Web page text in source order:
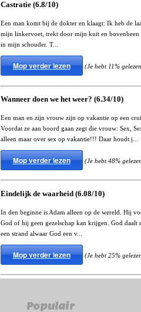
Castratie (6.8/10)
Een man komt bij de dokter en klaagt: Ik heb de
mijn linkervoet, trekt door mijn kuit en
in mijn schouder. T...
Mop verder lezen (Je hebt 11%
Wanneer doen we het weer? (6.34/10)
Een man en zijn vrouw zijn op vakantie op een
Voordat ze aan boord gaan zegt die vrouw: Sex,
alleen maar over sex op vakantie!!! Daar houdt j...
Mop verder lezen (Je hebt 48%
Eindelijk de waarheid (6.08/10)
In den beginne is Adam alleen op de wereld. Hij
God of hij geen gezelschap kan krijgen. God daalt
een strand alwaar God een v...
Mop verder lezen (Je hebt 25%
Populair